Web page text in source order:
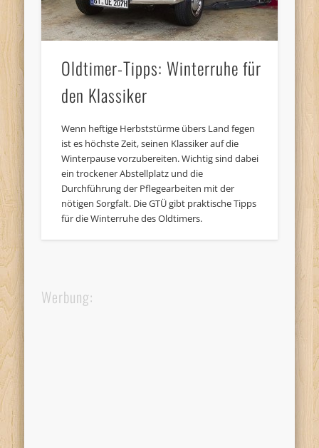
Oldtimer-Tipps: Winterruhe für
den Klassiker
Wenn heftige Herbststürme übers Land fegen
ist es höchste Zeit, seinen Klassiker auf die
Winterpause vorzubereiten. Wichtig sind dabei
ein trockener Abstellplatz und die
Durchführung der Pflegearbeiten mit der
nötigen Sorgfalt. Die GTÜ gibt praktische Tipps
für die Winterruhe des Oldtimers.
Werbung: